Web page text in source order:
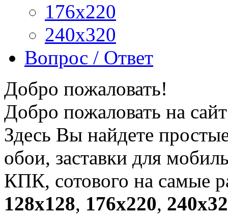
176x220
240x320
Вопрос / Ответ
Добро пожаловать!
Добро пожаловать на
Здесь Вы найдете
обои, заставки для
КПК, сотового на самые
128х128, 176х220,